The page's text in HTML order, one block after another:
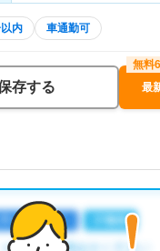
内 車通勤可
存する 最